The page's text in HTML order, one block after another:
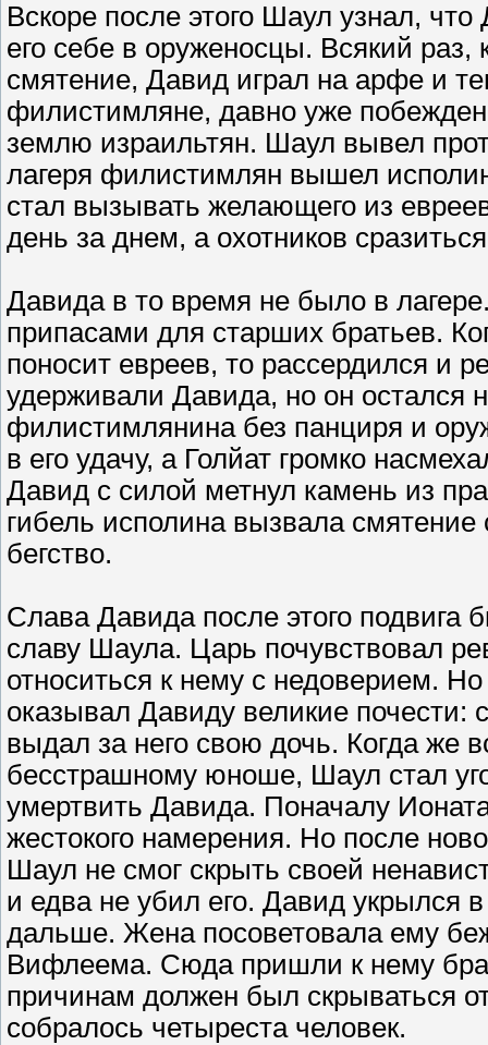
Вскоре после этого Шаул узнал,
его себе в оруженосцы. Всякий
смятение, Давид играл на арфе и
филистимляне, давно уже
землю израильтян. Шаул вывел
лагеря филистимлян вышел
стал вызывать желающего из
день за днем, а охотников
Давида в то время не было в
припасами для старших братьев.
поносит евреев, то рассердился и
удерживали Давида, но он остался
филистимлянина без панциря и
в его удачу, а Голйат громко
Давид с силой метнул камень из
гибель исполина вызвала
бегство.
Слава Давида после этого подвига
славу Шаула. Царь почувствовал
относиться к нему с недоверием.
оказывал Давиду великие почести:
выдал за него свою дочь. Когда же
бесстрашному юноше, Шаул стал
умертвить Давида. Поначалу
жестокого намерения. Но после
Шаул не смог скрыть своей
и едва не убил его. Давид укрылся
дальше. Жена посоветовала ему
Вифлеема. Сюда пришли к нему
причинам должен был скрываться
собралось четыреста человек.